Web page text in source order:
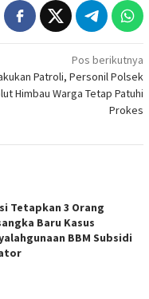
Pos berikutnya
Patroli, Personil Polsek
Himbau Warga Tetap Patuhi
Prokes
Tetapkan 3 Orang
Baru Kasus
BBM Subsidi